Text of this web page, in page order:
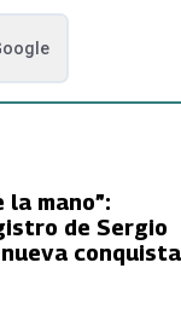
la mano”:
de Sergio
conquista